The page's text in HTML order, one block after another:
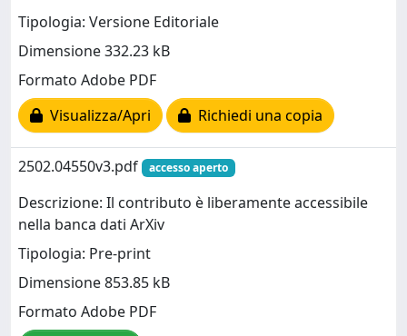
Tipologia: Versione Editoriale
Dimensione 332.23 kB
Formato Adobe PDF
Visualizza/Apri
Richiedi una copia
2502.04550v3.pdf accesso aperto
Descrizione: Il contributo è liberamente accessibile
nella banca dati ArXiv
Tipologia: Pre-print
Dimensione 853.85 kB
Formato Adobe PDF